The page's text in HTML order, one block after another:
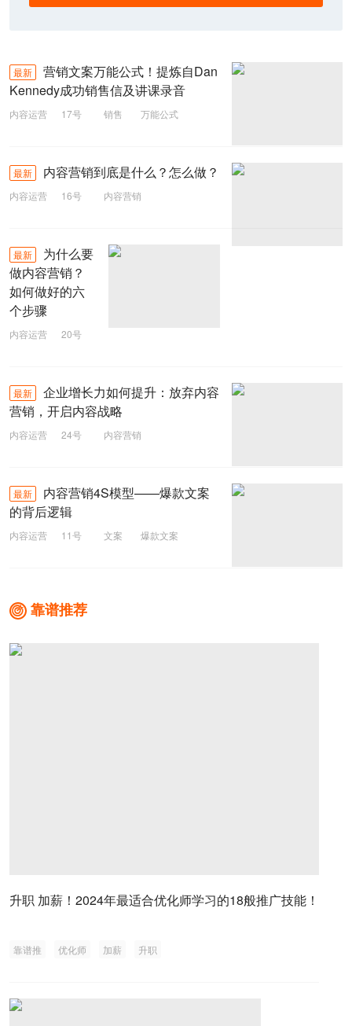
最新
营销文案万能公式！提炼自Dan
Kennedy成功销售信及讲课录音
内容运营 17号 销售
万能公式
最新 内容营销到底是什么？怎么做？
内容运营 16号 内容营销
最新
为什么要
做内容营销？
如何做好的六
个步骤
内容运营
20号
内容营销
最新
企业增长力如何提升：放弃内容
营销，开启内容战略
内容运营 24号 内容营销
最新
内容营销4S模型——爆款文案
的背后逻辑
内容运营 11号 文案
爆款文案
 靠谱推荐
升职 加薪！2024年最适合优化师学习的18般推广技能！
靠谱推 优化师 加薪 升职